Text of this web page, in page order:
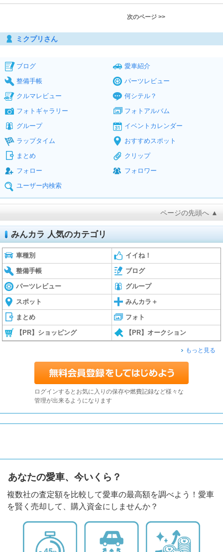
次のページ >>
ミクプリさん
ブログ
愛車紹介
整備手帳
パーツレビュー
クルマレビュー
何シテル？
フォトギャラリー
フォトアルバム
グループ
イベントカレンダー
ラップタイム
おすすめスポット
まとめ
クリップ
フォロー
フォロワー
ユーザー内検索
ページの先頭へ ▲
みんカラ 人気のカテゴリ
車種別 イイね！
整備手帳 ブログ
パーツレビュー グループ
スポット みんカラ＋
まとめ フォト
【PR】ショッピング 【PR】オークション
もっと見る
ログインするとお気に入りの保存や燃費記録など様々な
管理が出来るようになります
あなたの愛車、今いくら？
複数社の査定額を比較して愛車の最高額を調べよう！愛車
を賢く売却して、購入資金にしませんか？